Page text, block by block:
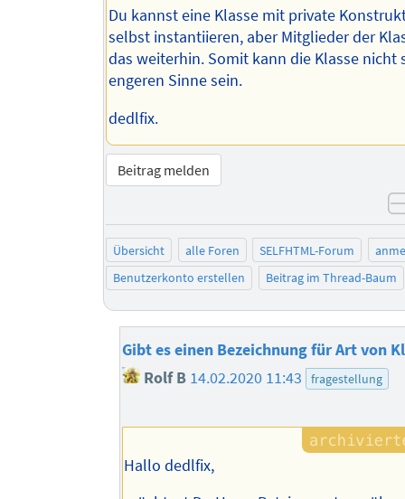
Du kannst eine Klasse mit private
selbst instantiieren, aber Mitglieder der
das weiterhin. Somit kann die Klasse nicht
engeren Sinne sein.
dedlfix.
Beitrag melden
Übersicht alle Foren SELFHTML-Forum
Benutzerkonto erstellen
Beitrag im Thread-Baum
Gibt es einen Bezeichnung für Art von
Rolf B 14.02.2020 11:43 fragestellung
Hallo dedlfix,